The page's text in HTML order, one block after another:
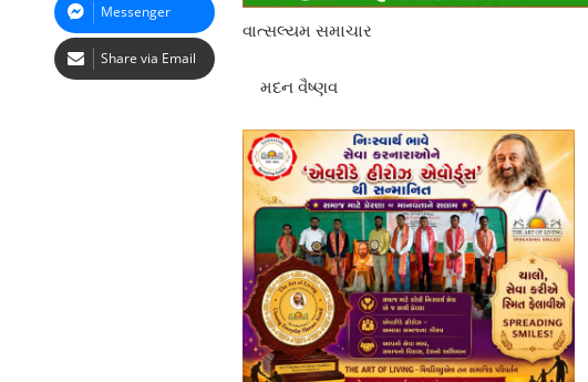
વાત્સલ્યમ સમાચાર
મદન વૈષ્ણવ
Messenger
Share via Email